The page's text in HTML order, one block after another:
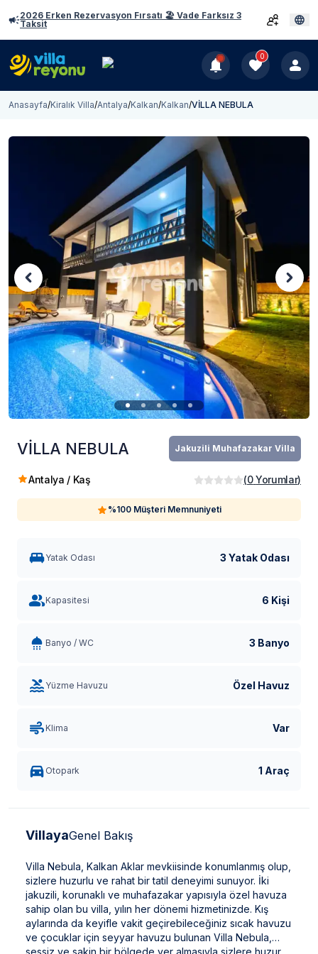
2026 Erken Rezervasyon Fırsatı 🏖️ Vade Farksız 3
Taksit
0
Anasayfa/Kiralık Villa/Antalya/Kalkan/Kalkan/VİLLA NEBULA
VİLLA NEBULA Jakuzili Muhafazakar Villa
Antalya / Kaş (0 Yorumlar)
%100 Müşteri Memnuniyeti
Yatak Odası 3 Yatak Odası
Kapasitesi 6 Kişi
Banyo / WC 3 Banyo
Yüzme Havuzu Özel Havuz
Klima Var
Otopark 1 Araç
VillayaGenel Bakış
Villa Nebula, Kalkan Aklar mevkiisinde konumlanmış olup,
sizlere huzurlu ve rahat bir tatil deneyimi sunuyor. İki
jakuzili, korunaklı ve muhafazakar yapısıyla özel havuza
sahip olan bu villa, yılın her dönemi hizmetinizde. Kış
aylarında da keyifle vakit geçirebileceğiniz sıcak havuzu
ve çocuklar için seyyar havuzu bulunan Villa Nebula,
sessiz ve sakin bir bölgede yer almasıyla sizlere huzur